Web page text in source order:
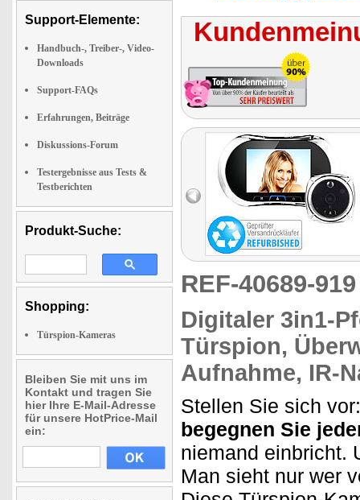
Support-Elemente:
Handbuch-, Treiber-, Video-
Downloads
Support-FAQs
Erfahrungen, Beiträge
Diskussions-Forum
Testergebnisse aus Tests &
Testberichten
Produkt-Suche:
Shopping:
Türspion-Kameras
Bleiben Sie mit uns im
Kontakt und tragen Sie
hier Ihre E-Mail-Adresse
für unsere HotPrice-Mail
ein:
REF-40689-
Digitaler 3in1-
Türspion,
Aufnahme, IR-
Stellen Sie sich
begegnen Sie
niemand einbricht.
Man sieht nur wer